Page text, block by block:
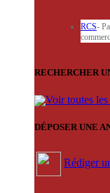
RCS-
RECHERCHER
Voir toutes
DÉPOSER UNE
Rédiger